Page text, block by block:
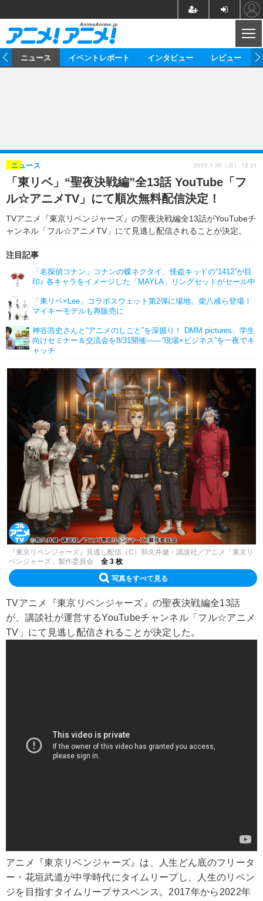
ゲーム グッズ
イベント 海外
海外イベント ビジネス
俳優・タレント アーティスト
ビジネス
アニメ 実写
イベント
ゲーム 座談会
動画
アニメ！アニメ！TV ABEMA Cafe
ニュース イベントレポート インタビュー レビュー
「東リベ」“聖夜決戦編”全13話 YouTube「フ
ル☆アニメTV」にて順次無料配信決定！
TVアニメ『東京リベンジャーズ』の聖夜決戦編全13話がYouTubeチ
ャンネル「フル☆アニメTV」にて見逃し配信されることが決定。
ニュース
注目記事
「名探偵コナン」コナンの蝶ネクタイ、怪盗キッドの“1412”が目
印♪ 各キャラをイメージした「MAYLA」リングセットがセール中
「東リベ×Lee」コラボスウェット第2弾に場地、柴八戒ら登場！
マイキーモデルも再販売に
神谷浩史さんと“アニメのしごと”を深掘り！ DMM pictures、学生
向けセミナー＆交流会を8/31開催――“現場×ビジネス”を一夜でキ
ャッチ
2023.1.30（月） 12:31
『東京リベンジャーズ』見逃し配信（C）和久井健・講談社／アニメ「東京リ
ベンジャーズ」製作委員会
全 3 枚
写真をすべて見る
TVアニメ『東京リベンジャーズ』の聖夜決戦編全13話
が、 講談社が運営するYouTubeチャンネル「フル☆アニメ
TV」にて見逃し配信されることが決定した。
アニメ『東京リベンジャーズ』は、人生どん底のフリータ
ー・花垣武道が中学時代にタイムリープし、人生のリベン
ジを目指すタイムリープサスペンス。2017年から2022年